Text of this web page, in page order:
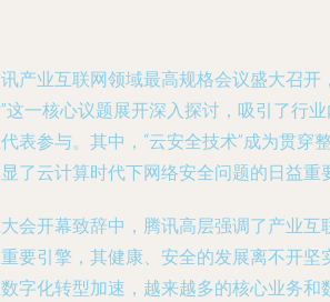
产业互联网领域最高规格会议盛大召开
这一核心议题展开深入探讨，吸引了行
表参与。其中，“云安全技术”成为贯穿
了云计算时代下网络安全问题的日益重
会开幕致辞中，腾讯高层强调了产业互
要引擎，其健康、安全的发展离不开坚
字化转型加速，越来越多的核心业务和